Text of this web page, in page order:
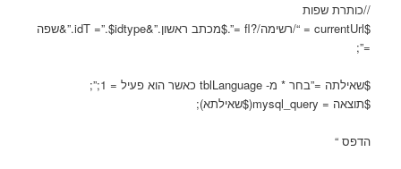
//כותרת שפות
$currentUrl = “/רשימה/?fl =”.$מכתב ראשון.”&idT =”.$idtype.”&שפה
=”;
$שאילתה =”בחר * מ- tblLanguage כאשר הוא פעיל = 1;”;
$תוצאה = mysql_query($שאילתא);
הדפס “